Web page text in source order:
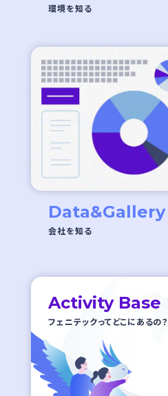
環境を知る
Data&Gallery
会社を知る
Activity Base
フェニテックってどこにあるの？